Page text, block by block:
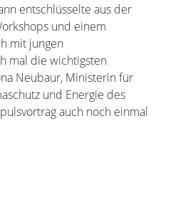
entschlüsselte aus der
und einem
mit jungen
mal die wichtigsten
Neubaur, Ministerin für
und Energie des
auch noch einmal